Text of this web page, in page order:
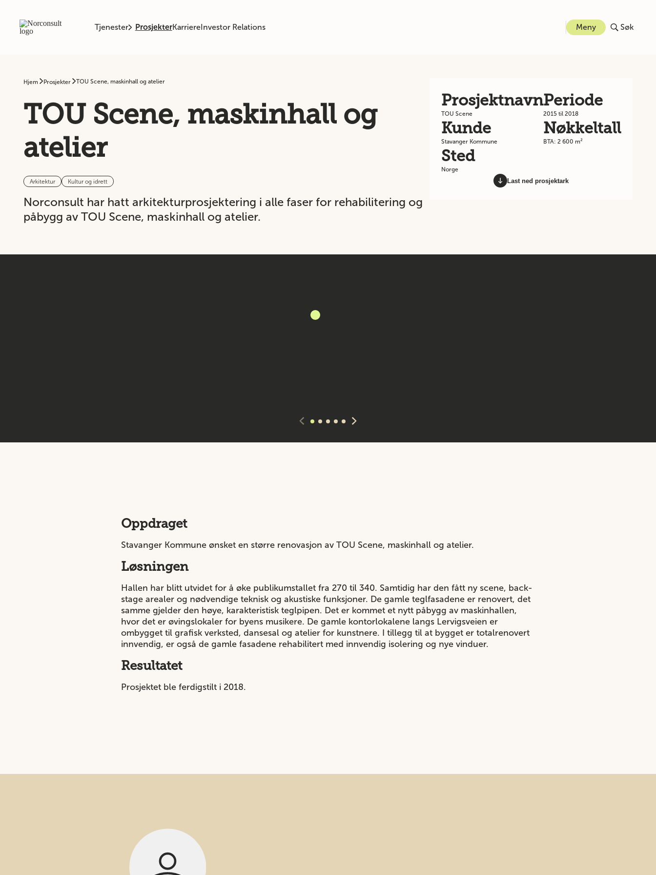
Tjenester ProsjekterKarriereInvestor Relations Meny Søk
Hjem Prosjekter TOU Scene, maskinhall og atelier
TOU Scene, maskinhall og
atelier
Arkitektur Kultur og idrett
Norconsult har hatt arkitekturprosjektering i alle faser for rehabilitering og
påbygg av TOU Scene, maskinhall og atelier.
Prosjektnavn
TOU Scene
Kunde
Stavanger Kommune
Sted
Norge
Periode
2015 til 2018
Nøkkeltall
BTA: 2 600 m²
Last ned prosjektark
Oppdraget
Stavanger Kommune ønsket en større renovasjon av TOU Scene, maskinhall og atelier.
Løsningen
Hallen har blitt utvidet for å øke publikumstallet fra 270 til 340. Samtidig har den fått ny scene, back-
stage arealer og nødvendige teknisk og akustiske funksjoner. De gamle teglfasadene er renovert, det
samme gjelder den høye, karakteristisk teglpipen. Det er kommet et nytt påbygg av maskinhallen,
hvor det er øvingslokaler for byens musikere. De gamle kontorlokalene langs Lervigsveien er
ombygget til grafisk verksted, dansesal og atelier for kunstnere. I tillegg til at bygget er totalrenovert
innvendig, er også de gamle fasadene rehabilitert med innvendig isolering og nye vinduer.
Resultatet
Prosjektet ble ferdigstilt i 2018.